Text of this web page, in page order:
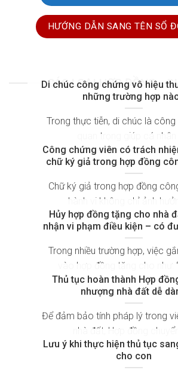
HƯỚNG DẪN SANG TÊN SỔ
CÁC LOẠI HỢP ĐỒNG -
Di chúc công chứng vô hiệu
những trường hợp
Trong thực tiễn, di chúc là
quan trọng giúp cá nhân
Công chứng viên có trách
chữ ký giả trong hợp đồng
Chữ ký giả trong hợp đồng
hành vi không chỉ ảnh
Hủy hợp đồng tặng cho nhà
nhận vi phạm điều kiện – có
Trong nhiều trường hợp, việc
vào hợp đồng tặng cho như:
Thủ tục hoàn thành Hợp
nhượng nhà đất dễ
Để đảm bảo tính pháp lý trong
nhà đất, Hợp đồng
Lưu ý khi thực hiện thủ tục
cho con